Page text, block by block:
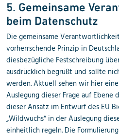
5. Gemeinsame
beim Datenschutz
Die gemeinsame
vorherrschende Prinzip in
diesbezügliche Festschreibung
ausdrücklich begrüßt und sollte
werden. Aktuell sehen wir hier
Auslegung dieser Frage auf
dieser Ansatz im Entwurf des EU
„Wildwuchs“ in der Auslegung
einheitlich regeln. Die